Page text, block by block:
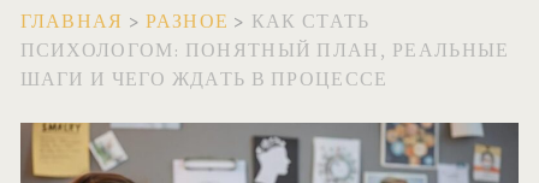
ГЛАВНАЯ >РАЗНОЕ > КАК СТАТЬ
ПСИХОЛОГОМ: ПОНЯТНЫЙ ПЛАН, РЕАЛЬНЫЕ
ШАГИ И ЧЕГО ЖДАТЬ В ПРОЦЕССЕ